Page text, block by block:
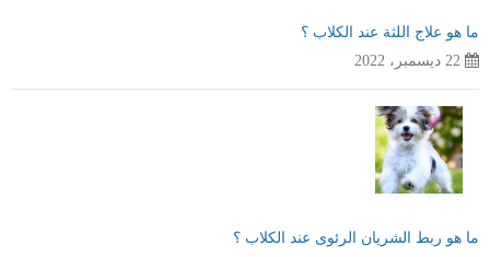
ما هو علاج اللثة عند الكلاب ؟
22 ديسمبر، 2022
ما هو ربط الشريان الرئوى عند الكلاب ؟